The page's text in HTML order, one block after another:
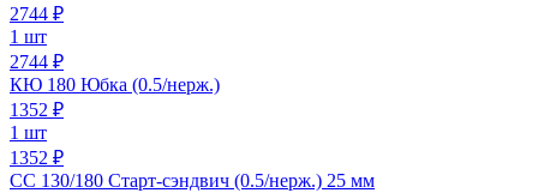
2744 ₽
1 шт
2744 ₽
КЮ 180 Юбка (0.5/нерж.)
1352 ₽
1 шт
1352 ₽
СС 130/180 Старт-сэндвич (0.5/нерж.) 25 мм